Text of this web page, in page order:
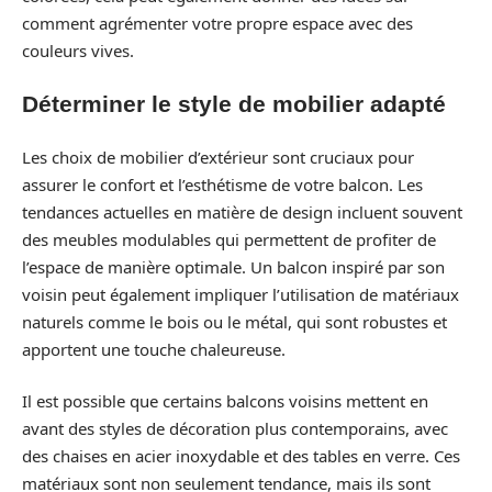
comment agrémenter votre propre espace avec des
couleurs vives.
Déterminer le style de mobilier adapté
Les choix de mobilier d’extérieur sont cruciaux pour
assurer le confort et l’esthétisme de votre balcon. Les
tendances actuelles en matière de design incluent souvent
des meubles modulables qui permettent de profiter de
l’espace de manière optimale. Un balcon inspiré par son
voisin peut également impliquer l’utilisation de matériaux
naturels comme le bois ou le métal, qui sont robustes et
apportent une touche chaleureuse.
Il est possible que certains balcons voisins mettent en
avant des styles de décoration plus contemporains, avec
des chaises en acier inoxydable et des tables en verre. Ces
matériaux sont non seulement tendance, mais ils sont